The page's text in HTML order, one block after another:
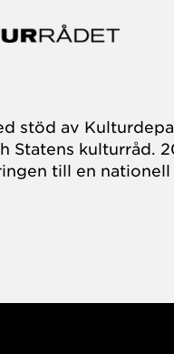
stöd av
Statens kulturråd.
till en